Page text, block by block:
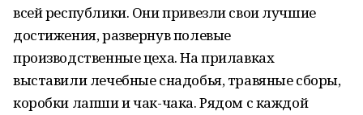
всей республики. Они привезли свои лучшие
достижения, развернув полевые
производственные цеха. На прилавках
выставили лечебные снадобья, травяные сборы,
коробки лапши и чак-чака. Рядом с каждой